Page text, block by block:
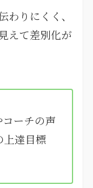
りにくく、
えて差別化が
コーチの声
上達目標